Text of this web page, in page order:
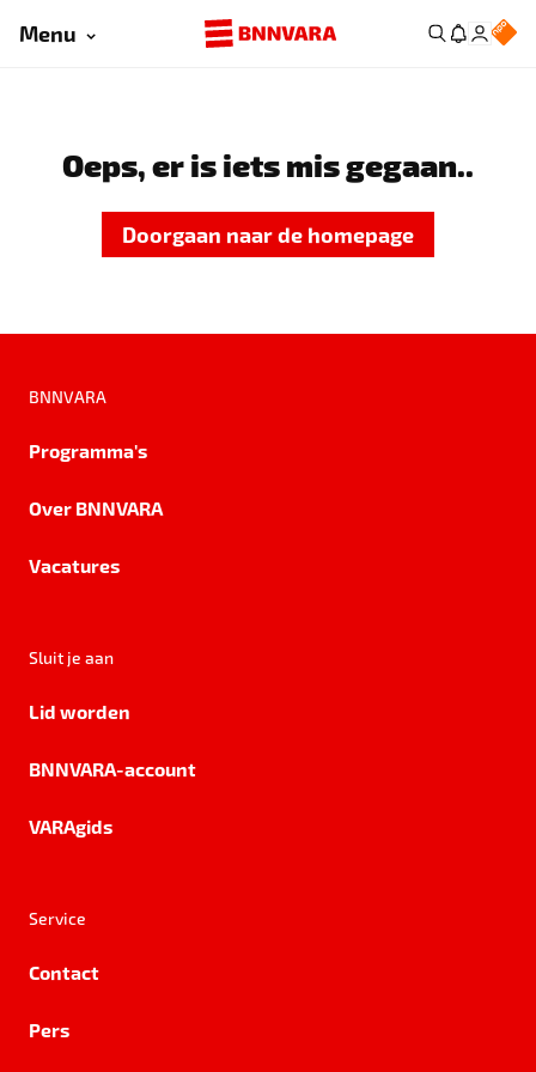
Menu
Oeps, er is iets mis gegaan..
Doorgaan naar de homepage
BNNVARA
Programma's
Over BNNVARA
Vacatures
Sluit je aan
Lid worden
BNNVARA-account
VARAgids
Service
Contact
Pers